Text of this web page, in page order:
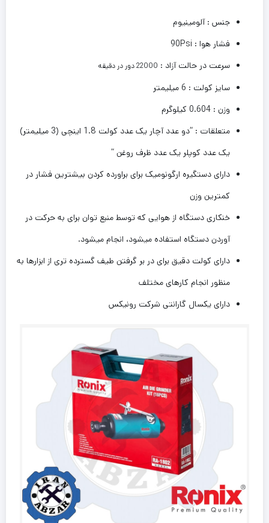
جنس : آلومینیوم
فشار هوا : 90Psi
سرعت در حالت آزاد : 22000 دور در دقیقه
سایز کولت : 6 میلیمتر
وزن : 0.604 کیلوگرم
متعلقات : “دو عدد آچار یک عدد کولت 1.8 اینچی (3 میلیمتر)
یک عدد کوپلر یک عدد ظرف روغن “
دارای دستگیره ارگونومیک برای براورده کردن بیشترین فشار در
کمترین وزن
خنکاری دستگاه از هوایی که توسط منبع توان برای به حرکت در
آوردن دستگاه استفاده میشود، انجام میشود.
دارای کولت دقیق برای در بر گرفتن طیف گسترده تری از ابزارها به
منظور انجام کارهای مختلف
دارای یکسال گارانتی شرکت رونیکس